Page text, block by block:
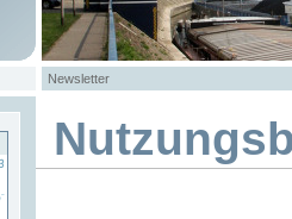
Newsletter